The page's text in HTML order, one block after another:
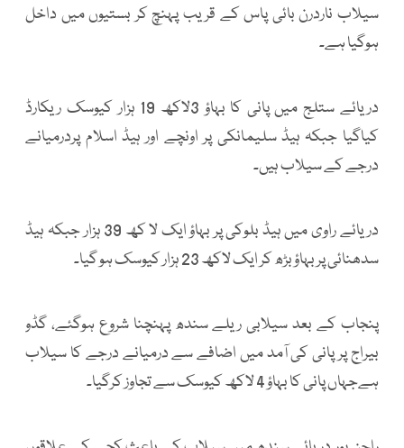
سیلاب ناردرن بائی پاس کے قریب پہنچ کر بستیوں میں داخل
ہوگیا ہے۔
دریائے ستلج میں پانی کا بہاؤ 3لاکھ 19 ہزار کیوسک ریکارڈ
کیاگیا جبکہ ہیڈ سلیمانکی پر اونچے اور ہیڈ اسلام پردرمیانے
درجے کے سیلاب ہیں۔
دریائے راوی میں ہیڈ بلوکی پر بہاؤ ایک لا کھ 39 ہزار جبکہ ہیڈ
سدھنائی پر بہاؤ بڑھ کر ایک لاکھ 23 ہزار کیوسک ہو گیا۔
پنجاب کے بعد سیلابی ریلے سندھ پہنچنا شروع ہوگئے، گڈو
بیراج پر پانی کی آمد میں اضافے سے درمیانے درجے کا سیلاب
ہےجہاں پانی کا بہاؤ 4 لاکھ کیوسک سے تجاوز کرگیا۔